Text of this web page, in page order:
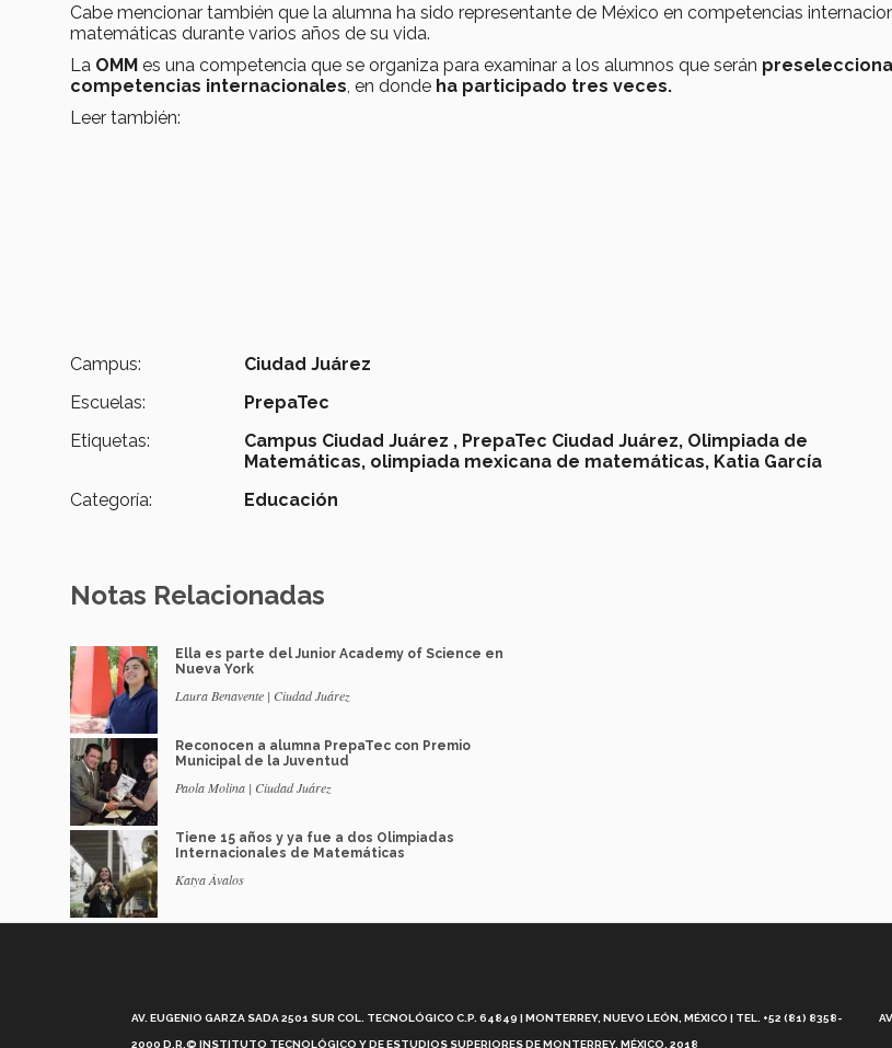
Cabe mencionar también que la alumna ha sido representante de México en competencias
matemáticas durante varios años de su vida.
La OMM es una competencia que se organiza para examinar a los alumnos que serán
competencias internacionales , en donde ha participado tres veces.
Leer también:
Campus:
Ciudad Juárez
Escuelas:
PrepaTec
Etiquetas:
Campus Ciudad Juárez , PrepaTec Ciudad Juárez, Olimpiada de
Matemáticas, olimpiada mexicana de matemáticas, Katia García
Categoría:
Educación
Notas Relacionadas
Ella es parte del Junior Academy of Science en
Nueva York
Laura Benavente | Ciudad Juárez
Reconocen a alumna PrepaTec con Premio
Municipal de la Juventud
Paola Molina | Ciudad Juárez
Tiene 15 años y ya fue a dos Olimpiadas
Internacionales de Matemáticas
Katya Ávalos
AV. EUGENIO GARZA SADA 2501 SUR COL. TECNOLÓGICO C.P. 64849 | MONTERREY, NUEVO LEÓN, MÉXICO | TEL. +52 (81) 8358-
2000 D.R.© INSTITUTO TECNOLÓGICO Y DE ESTUDIOS SUPERIORES DE MONTERREY, MÉXICO. 2018